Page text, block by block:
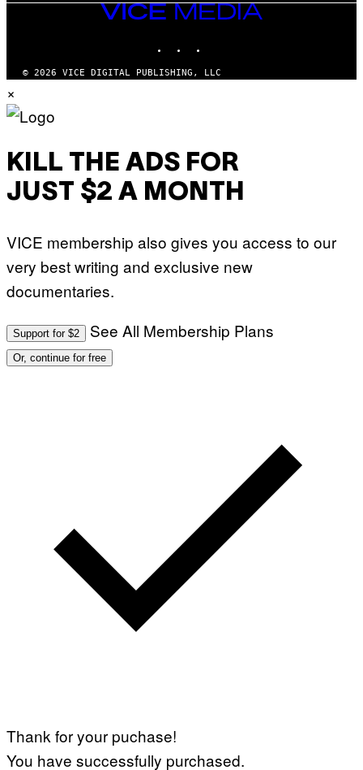
VICE
MEDIA
© 2026 VICE DIGITAL PUBLISHING, LLC
×
KILL THE ADS FOR
JUST $2 A MONTH
VICE membership also gives you access to our
very best writing and exclusive new
documentaries.
Support for $2 See All Membership Plans
Or, continue for free
Thank for your puchase!
You have successfully purchased.